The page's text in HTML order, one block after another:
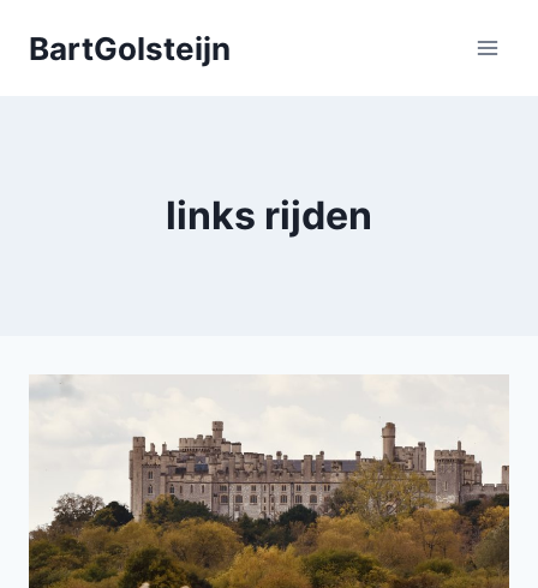
naarBartGolsteijn
links rijden